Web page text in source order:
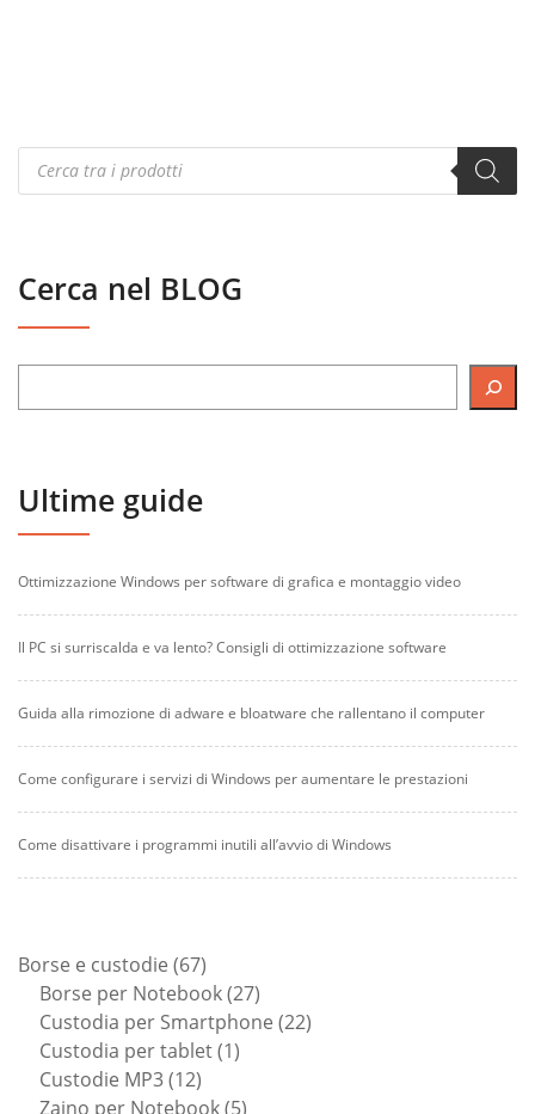
Products
search
Cerca nel BLOG
Ultime guide
Ottimizzazione Windows per software di grafica e montaggio video
Il PC si surriscalda e va lento? Consigli di ottimizzazione software
Guida alla rimozione di adware e bloatware che rallentano il computer
Come configurare i servizi di Windows per aumentare le prestazioni
Come disattivare i programmi inutili all’avvio di Windows
Borse e custodie 6767
prodotti
Borse per Notebook 2727
prodotti
Custodia per Smartphone 2222
Custodia per tablet 11
Custodie MP3 1212
prodotti
Zaino per Notebook 55